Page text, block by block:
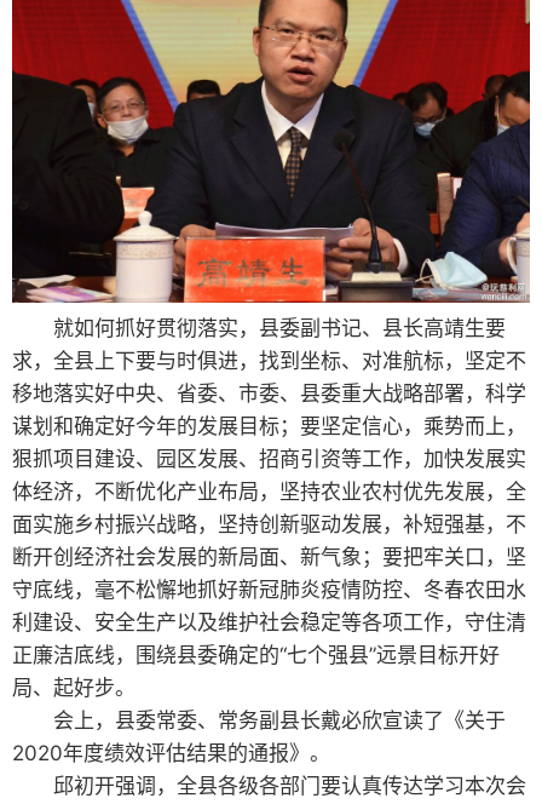
就如何抓好贯彻落实，县委副书记、县长高靖生要
求，全县上下要与时俱进，找到坐标、对准航标，坚定不
移地落实好中央、省委、市委、县委重大战略部署，科学
谋划和确定好今年的发展目标；要坚定信心，乘势而上，
狠抓项目建设、园区发展、招商引资等工作，加快发展实
体经济，不断优化产业布局，坚持农业农村优先发展，全
面实施乡村振兴战略，坚持创新驱动发展，补短强基，不
断开创经济社会发展的新局面、新气象；要把牢关口，坚
守底线，毫不松懈地抓好新冠肺炎疫情防控、冬春农田水
利建设、安全生产以及维护社会稳定等各项工作，守住清
正廉洁底线，围绕县委确定的“七个强县”远景目标开好
局、起好步。
会上，县委常委、常务副县长戴必欣宣读了《关于
2020年度绩效评估结果的通报》。
邱初开强调，全县各级各部门要认真传达学习本次会